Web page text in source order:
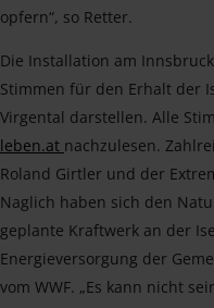
opfern“, so Retter.
Die Installation am
Stimmen für den Erhalt der
Virgental darstellen. Alle
leben.at nachzulesen.
Roland Girtler und der
Naglich haben sich den
geplante Kraftwerk an der
Energieversorgung der
vom WWF. „Es kann nicht